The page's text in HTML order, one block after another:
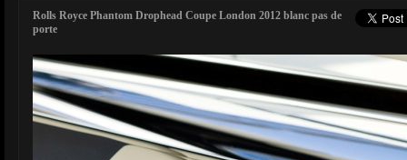
Rolls Royce Phantom Drophead Coupe London 2012 blanc pas de
porte